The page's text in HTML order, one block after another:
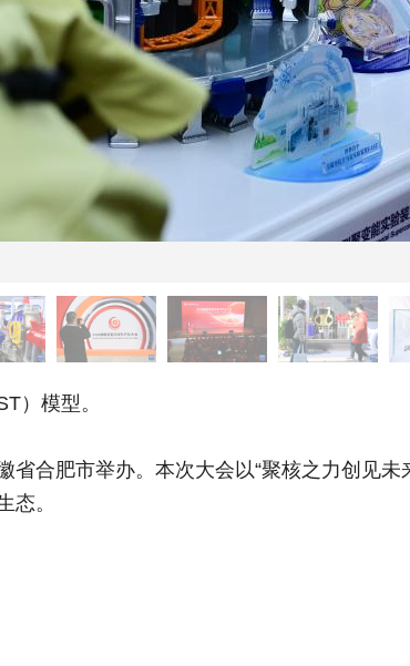
）模型。
肥市举办。本次大会以“聚核之力创见未
态。